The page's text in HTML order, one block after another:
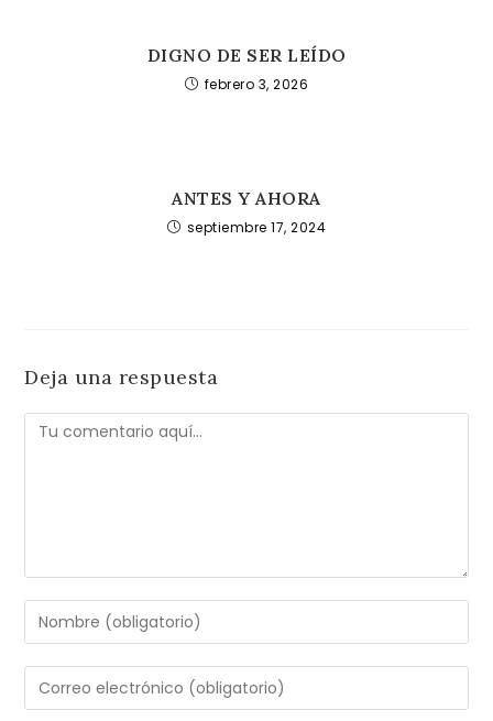
DIGNO DE SER LEÍDO
febrero 3, 2026
ANTES Y AHORA
septiembre 17, 2024
Deja una respuesta
Comentario
Introduce
tu
nombre
Introduce
tu